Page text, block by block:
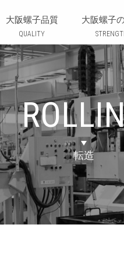
株式会社 大
大阪螺子品質
QUALITY
大阪螺子
転造